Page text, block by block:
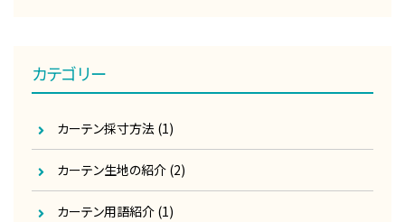
カテゴリー
カーテン採寸方法 (1)
カーテン生地の紹介 (2)
カーテン用語紹介 (1)